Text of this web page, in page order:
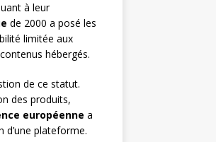
à leur
de 2000 a posé les
limitée aux
hébergés.
de ce statut.
des produits,
européenne a
plateforme.